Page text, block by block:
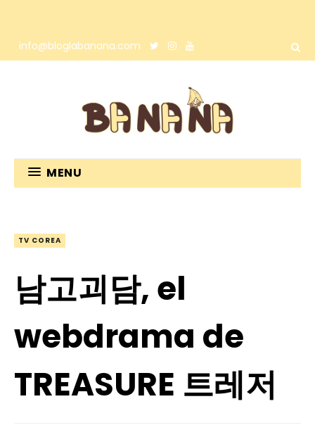
info@bloglabanana.com
MENU
TV COREA
남고괴담, el
webdrama de
TREASURE 트레저